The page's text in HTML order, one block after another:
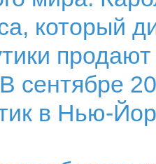
который
сентябре
в Нью-